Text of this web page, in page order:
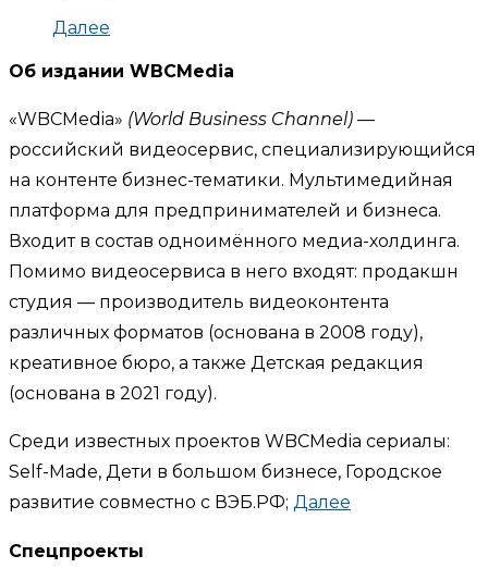
Далее
Об издании WBCMedia
«WBCMedia» (World Business Channel) —
российский видеосервис, специализирующийся
на контенте бизнес-тематики. Мультимедийная
платформа для предпринимателей и бизнеса.
Входит в состав одноимённого медиа-холдинга.
Помимо видеосервиса в него входят: продакшн
студия — производитель видеоконтента
различных форматов (основана в 2008 году),
креативное бюро, а также Детская редакция
(основана в 2021 году).
Среди известных проектов WBCMedia сериалы:
Self-Made, Дети в большом бизнесе, Городское
развитие совместно с ВЭБ.РФ; Далее
Спецпроекты